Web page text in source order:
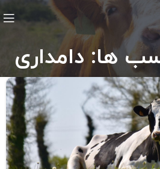
ها: دامداری